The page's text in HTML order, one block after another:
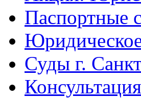
Паспортные
Суды г.